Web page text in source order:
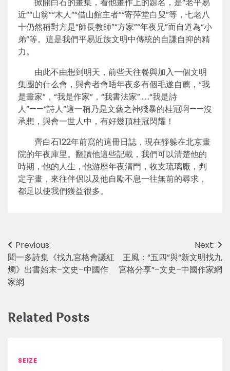
近”“山翁”“木人”“借山館主者”“寄萍堂白叟”等，七老八
十仍然稱對方是“師長教師”“方家”“年夜兄”而自道為“小
弟”等。這是我們平易近族文明中傳統的自謙自抑的精
力。
由此不由想到明天，前些天往餐與加入一個文明
集團的什么會，與會者會晤年夜多有個毛遂自薦，“我
是畫家”，“我是作家”，“我書法家”……“我是詩
人”——“詩人”這一稱乃是文藝之神殘暴的桂冠啊——沒
承想，與會一世人中，有好幾頂桂冠閃耀！
齊白石122年前寫的這冊日誌，現在靜躲在北京畫
院的年夜庫里。翻讀他這些記載，我們可以清楚他的
時期，他的人生，他游歷年夜清門，收支琉璃廠，判
定字畫，來往伴侶以及他自勵不息一往無前的尋求，
都足以使我們獲益很多。
Post
navigation
Previous:
聞一多詩集《找九宮格會議紅
燭》出書始末–文史–中國作
家網
Next:
王風：“五四”與“新文明找九
宮格分享”–文史–中國作家網
Related Posts
SEIZE